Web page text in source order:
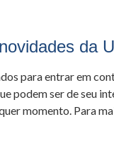
da
para entrar em
podem ser de seu
momento. Para